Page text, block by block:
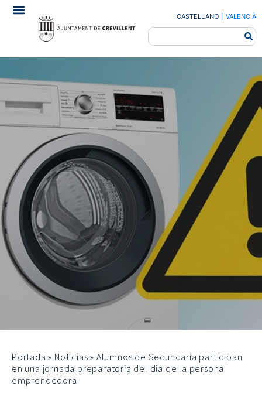
CASTELLANO VALENCIÀ
Portada » Noticias » Alumnos de Secundaria participan
en una jornada preparatoria del día de la persona
emprendedora